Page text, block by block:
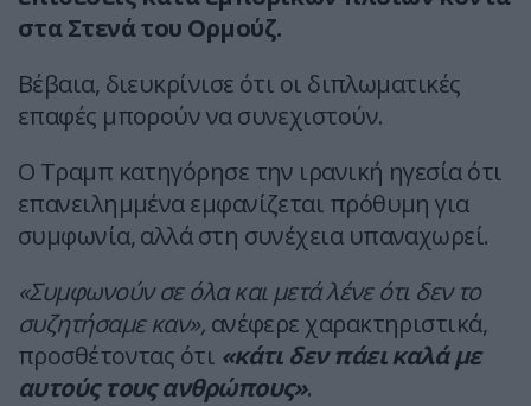
στα Στενά του Ορμούζ.
Βέβαια, διευκρίνισε ότι οι διπλωματικές
επαφές μπορούν να συνεχιστούν.
Ο Τραμπ κατηγόρησε την ιρανική ηγεσία ότι
επανειλημμένα εμφανίζεται πρόθυμη για
συμφωνία, αλλά στη συνέχεια υπαναχωρεί.
«Συμφωνούν σε όλα και μετά λένε ότι δεν το
συζητήσαμε καν», ανέφερε χαρακτηριστικά,
προσθέτοντας ότι «κάτι δεν πάει καλά με
αυτούς τους ανθρώπους».